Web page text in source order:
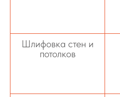
Шлифовка стен и
потолков